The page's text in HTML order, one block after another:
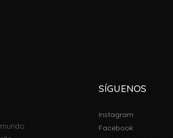
SÍGUENOS
Instagram
Facebook